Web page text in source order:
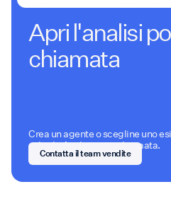
Apri l'analisi
chiamata
Crea un agente o scegline uno
scheda Analisi post-chiamata.
Contatta il team vendite